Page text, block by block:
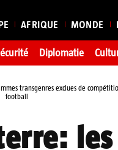
AFRIQUE MONDE
Diplomatie
transgenres exclues de
football
les